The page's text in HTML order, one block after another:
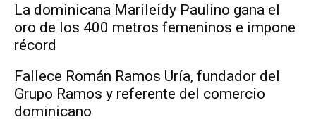
La dominicana Marileidy Paulino gana el
oro de los 400 metros femeninos e impone
récord
Fallece Román Ramos Uría, fundador del
Grupo Ramos y referente del comercio
dominicano